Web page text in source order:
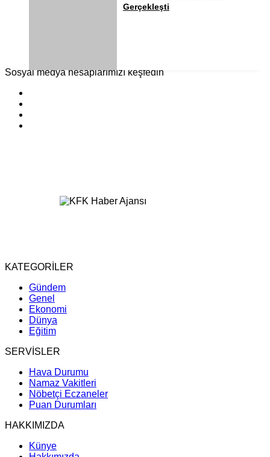
Gerçekleşti
Sosyal medya hesaplarımızı keşfedin
KATEGORİLER
Gündem
Genel
Ekonomi
Dünya
Eğitim
SERVİSLER
Hava Durumu
Namaz Vakitleri
Nöbetçi Eczaneler
Puan Durumları
HAKKIMIZDA
Künye